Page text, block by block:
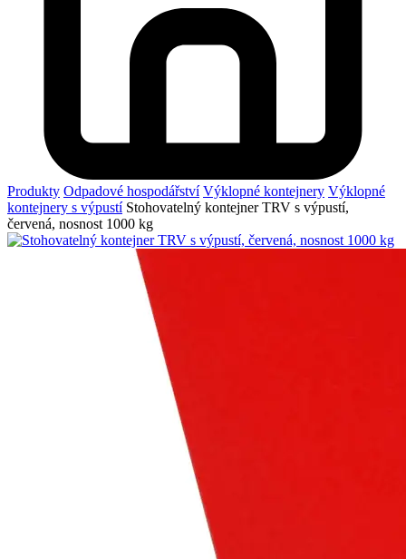
Produkty Odpadové hospodářství Výklopné kontejnery Výklopné
kontejnery s výpustí Stohovatelný kontejner TRV s výpustí,
červená, nosnost 1000 kg